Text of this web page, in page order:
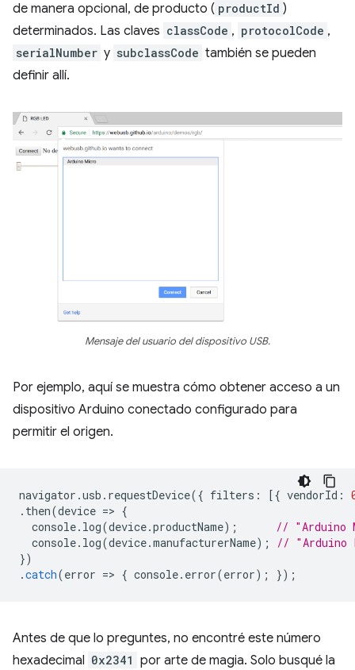
de manera opcional, de producto ( productId )
determinados. Las claves classCode , protocolCode ,
serialNumber y subclassCode también se pueden
definir allí.
Mensaje del usuario del dispositivo USB.
Por ejemplo, aquí se muestra cómo obtener acceso a un
dispositivo Arduino conectado configurado para
permitir el origen.
navigator .usb . requestDevice({ filters : [{ vendorId :
. then(device => {
console. log(device.productName);
// "Arduino
console. log(device.manufacturerName);
// "Arduino
})
.catch(error => { console. error(error); });
Antes de que lo preguntes, no encontré este número
hexadecimal 0x2341 por arte de magia. Solo busqué la